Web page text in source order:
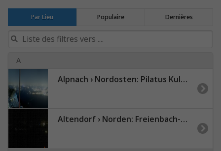
Par Lieu Populaire Dernières
A
Alpnach › Nordosten: Pilatus Kulm - Bürgenstock - Lucerne - Vierwaldstättersee - Rigi Kulm
Altendorf › Norden: Freienbach-Hurden-Seefeld - Ledigatter (Seedammdurchlass) - Seedamm - Holzbrücke Rapperswil-Hurden